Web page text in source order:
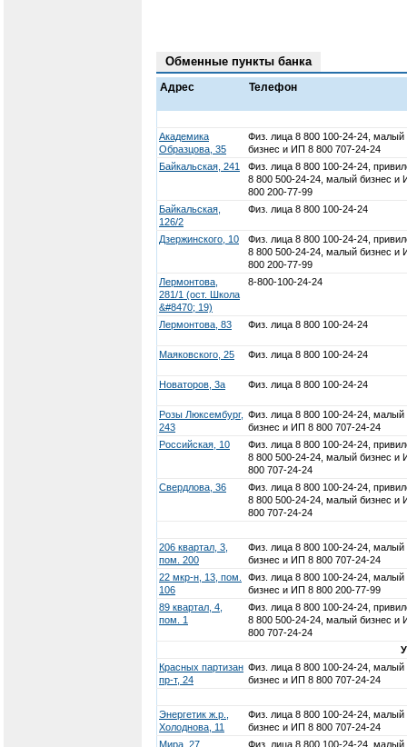
Обменные пункты банка
Адрес Телефон
Академика
Образцова, 35
Физ. лица 8 800 100-24-24, малый
бизнес и ИП 8 800 707-24-24
Байкальская, 241
Физ. лица 8 800 100-24-24,
8 800 500-24-24, малый бизнес и
800 200-77-99
Байкальская,
126/2
Физ. лица 8 800 100-24-24
Дзержинского, 10
Физ. лица 8 800 100-24-24,
8 800 500-24-24, малый бизнес и
800 200-77-99
Лермонтова,
281/1 (ост. Школа
&#8470; 19)
8-800-100-24-24
Лермонтова, 83 Физ. лица 8 800 100-24-24
Маяковского, 25 Физ. лица 8 800 100-24-24
Новаторов, 3а Физ. лица 8 800 100-24-24
Розы Люксембург,
243
Физ. лица 8 800 100-24-24, малый
бизнес и ИП 8 800 707-24-24
Российская, 10
Физ. лица 8 800 100-24-24,
8 800 500-24-24, малый бизнес и
800 707-24-24
Свердлова, 36
Физ. лица 8 800 100-24-24,
8 800 500-24-24, малый бизнес и
800 707-24-24
206 квартал, 3,
пом. 200
Физ. лица 8 800 100-24-24, малый
бизнес и ИП 8 800 707-24-24
22 мкр-н, 13, пом.
106
Физ. лица 8 800 100-24-24, малый
бизнес и ИП 8 800 200-77-99
89 квартал, 4,
пом. 1
Физ. лица 8 800 100-24-24,
8 800 500-24-24, малый бизнес и
800 707-24-24
Красных партизан
пр-т, 24
Физ. лица 8 800 100-24-24, малый
бизнес и ИП 8 800 707-24-24
Энергетик ж.р.,
Холоднова, 11
Физ. лица 8 800 100-24-24, малый
бизнес и ИП 8 800 707-24-24
Мира, 27
Физ. лица 8 800 100-24-24, малый